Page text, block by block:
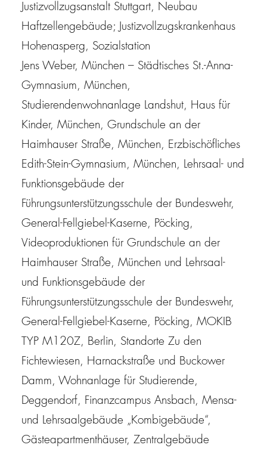
Justizvollzugsanstalt Stuttgart, Neubau
Haftzellengebäude; Justizvollzugskrankenhaus
Hohenasperg, Sozialstation
Jens Weber, München – Städtisches St.-Anna-
Gymnasium, München,
Studierendenwohnanlage Landshut, Haus für
Kinder, München, Grundschule an der
Haimhauser Straße, München, Erzbischöfliches
Edith-Stein-Gymnasium, München, Lehrsaal- und
Funktionsgebäude der
Führungsunterstützungsschule der Bundeswehr,
General-Fellgiebel-Kaserne, Pöcking,
Videoproduktionen für Grundschule an der
Haimhauser Straße, München und Lehrsaal-
und Funktionsgebäude der
Führungsunterstützungsschule der Bundeswehr,
General-Fellgiebel-Kaserne, Pöcking, MOKIB
TYP M120Z, Berlin, Standorte Zu den
Fichtewiesen, Harnackstraße und Buckower
Damm, Wohnanlage für Studierende,
Deggendorf, Finanzcampus Ansbach, Mensa-
und Lehrsaalgebäude „Kombigebäude“,
Gästeapartmenthäuser, Zentralgebäude